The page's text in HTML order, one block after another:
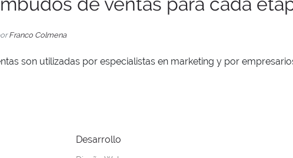
Franco Colmena
son utilizadas por especialistas en marketing y por
Desarrollo